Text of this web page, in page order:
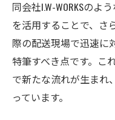
同会社I.W-WORKSのよ
を活用することで、さ
際の配送現場で迅速に
特筆すべき点です。こ
で新たな流れが生まれ
っています。